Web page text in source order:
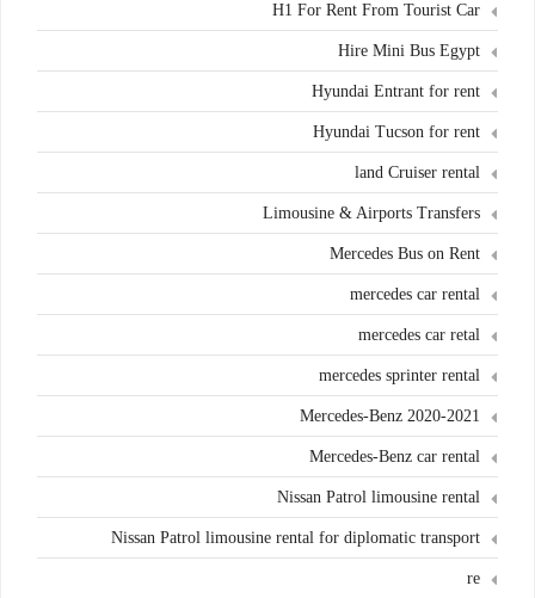
H1 For Rent From Tourist Car
Hire Mini Bus Egypt
Hyundai Entrant for rent
Hyundai Tucson for rent
land Cruiser rental
Limousine & Airports Transfers
Mercedes Bus on Rent
mercedes car rental
mercedes car retal
mercedes sprinter rental
Mercedes-Benz 2020-2021
Mercedes-Benz car rental
Nissan Patrol limousine rental
Nissan Patrol limousine rental for diplomatic transport
re